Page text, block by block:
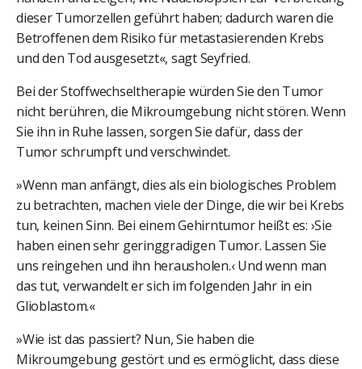
dieser Tumorzellen geführt haben; dadurch waren die
Betroffenen dem Risiko für metastasierenden Krebs
und den Tod ausgesetzt«, sagt Seyfried.
Bei der Stoffwechseltherapie würden Sie den Tumor
nicht berühren, die Mikroumgebung nicht stören. Wenn
Sie ihn in Ruhe lassen, sorgen Sie dafür, dass der
Tumor schrumpft und verschwindet.
»Wenn man anfängt, dies als ein biologisches Problem
zu betrachten, machen viele der Dinge, die wir bei Krebs
tun, keinen Sinn. Bei einem Gehirntumor heißt es: ›Sie
haben einen sehr geringgradigen Tumor. Lassen Sie
uns reingehen und ihn herausholen.‹ Und wenn man
das tut, verwandelt er sich im folgenden Jahr in ein
Glioblastom.«
»Wie ist das passiert? Nun, Sie haben die
Mikroumgebung gestört und es ermöglicht, dass diese